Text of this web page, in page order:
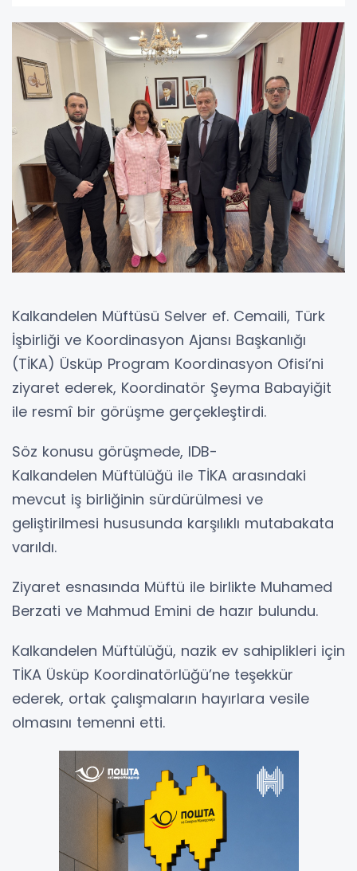
Kalkandelen Müftüsü Selver ef. Cemaili, Türk
İşbirliği ve Koordinasyon Ajansı Başkanlığı
(TİKA) Üsküp Program Koordinasyon Ofisi’ni
ziyaret ederek, Koordinatör Şeyma Babayiğit
ile resmî bir görüşme gerçekleştirdi.
Söz konusu görüşmede, IDB-
Kalkandelen Müftülüğü ile TİKA arasındaki
mevcut iş birliğinin sürdürülmesi ve
geliştirilmesi hususunda karşılıklı mutabakata
varıldı.
Ziyaret esnasında Müftü ile birlikte Muhamed
Berzati ve Mahmud Emini de hazır bulundu.
Kalkandelen Müftülüğü, nazik ev sahiplikleri için
TİKA Üsküp Koordinatörlüğü’ne teşekkür
ederek, ortak çalışmaların hayırlara vesile
olmasını temenni etti.